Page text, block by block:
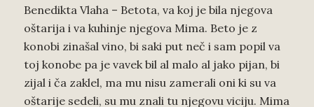
Benedikta Vlaha – Betota, va koj je bila njegova
oštarija i va kuhinje njegova Mima. Beto je z
konobi zinašal vino, bi saki put neč i sam popil va
toj konobe pa je vavek bil al malo al jako pijan, bi
zijal i ča zaklel, ma mu nisu zamerali oni ki su va
oštarije sedeli, su mu znali tu njegovu viciju. Mima